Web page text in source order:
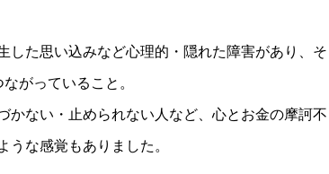
した思い込みなど心理的・隠れた障害があり、そ
がっていること。
かない・止められない人など、心とお金の摩訶不
な感覚もありました。